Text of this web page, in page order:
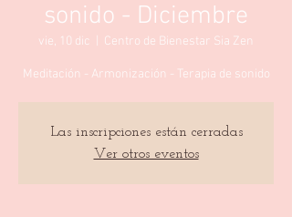
sonido - Diciembre
vie, 10 dic Centro de Bienestar Sia Zen
Meditación - Armonización - Terapia de sonido
Las inscripciones están cerradas
Ver otros eventos